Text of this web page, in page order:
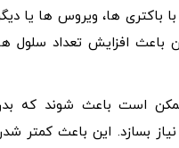
با باکتری­ ها، ویروس­ ها یا
این باعث افزایش تعداد
است باعث شوند که